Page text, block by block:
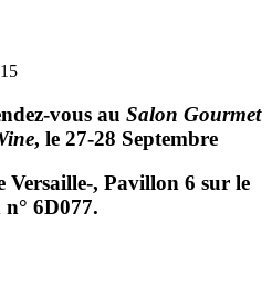
vous au Salon Gourmet
, le 27-28 Septembre
Versaille-, Pavillon 6 sur le
n° 6D077.